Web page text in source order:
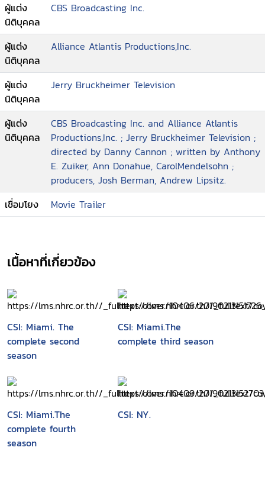
ผู้แต่ง
นิติบุคคล
CBS Broadcasting Inc.
ผู้แต่ง
นิติบุคคล
Alliance Atlantis Productions,Inc.
ผู้แต่ง
นิติบุคคล
Jerry Bruckheimer Television
ผู้แต่ง
นิติบุคคล
CBS Broadcasting Inc. and Alliance Atlantis
Productions,Inc. ; Jerry Bruckheimer Television ;
directed by Danny Cannon ; written by Anthony
E. Zuiker, Ann Donahue, CarolMendelsohn ;
producers, Josh Berman, Andrew Lipsitz.
เชื่อมโยง
Movie Trailer
เนื้อหาที่เกี่ยวข้อง
CSI: Miami. The
complete second
season
CSI: Miami.The
complete third season
CSI: Miami.The
complete fourth
season
CSI: NY.